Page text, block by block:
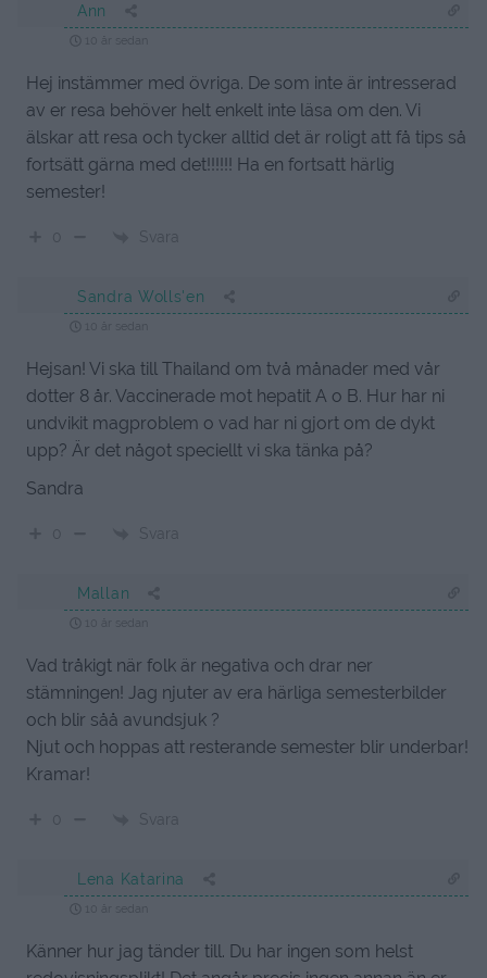
Ann
10 år sedan
Hej instämmer med övriga. De som inte är intresserad
av er resa behöver helt enkelt inte läsa om den. Vi
älskar att resa och tycker alltid det är roligt att få tips så
fortsätt gärna med det!!!!!! Ha en fortsatt härlig
semester!
0 Svara
Sandra Wolls'en
10 år sedan
Hejsan! Vi ska till Thailand om två månader med vår
dotter 8 år. Vaccinerade mot hepatit A o B. Hur har ni
undvikit magproblem o vad har ni gjort om de dykt
upp? Är det något speciellt vi ska tänka på?
Sandra
0 Svara
Mallan
10 år sedan
Vad tråkigt när folk är negativa och drar ner
stämningen! Jag njuter av era härliga semesterbilder
och blir såå avundsjuk ?
Njut och hoppas att resterande semester blir underbar!
Kramar!
0 Svara
Lena Katarina
10 år sedan
Känner hur jag tänder till. Du har ingen som helst